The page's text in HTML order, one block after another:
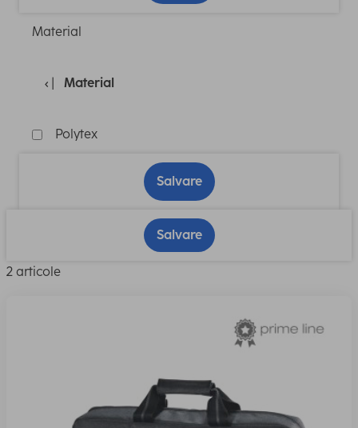
Material
Material
Polytex
Salvare
Salvare
2 articole